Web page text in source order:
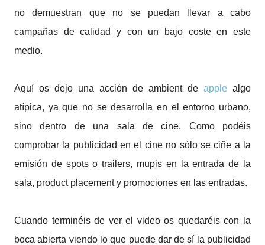
no demuestran que no se puedan llevar a cabo
campañas de calidad y con un bajo coste en este
medio.
Aquí os dejo una acción de ambient de apple algo
atípica, ya que no se desarrolla en el entorno urbano,
sino dentro de una sala de cine. Como podéis
comprobar la publicidad en el cine no sólo se ciñe a la
emisión de spots o trailers, mupis en la entrada de la
sala, product placement y promociones en las entradas.
Cuando terminéis de ver el video os quedaréis con la
boca abierta viendo lo que puede dar de sí la publicidad